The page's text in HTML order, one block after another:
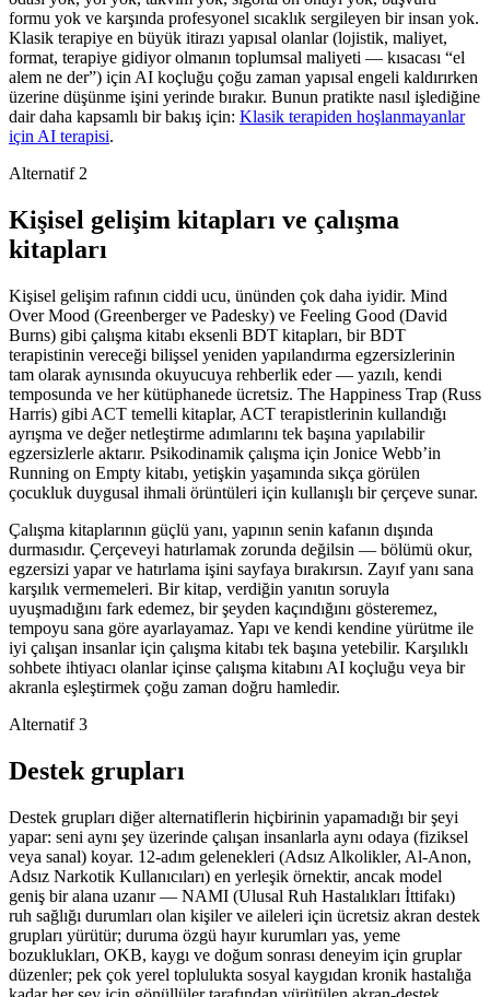
formu yok ve karşında profesyonel sıcaklık sergileyen bir insan yok.
Klasik terapiye en büyük itirazı yapısal olanlar (lojistik, maliyet,
format, terapiye gidiyor olmanın toplumsal maliyeti — kısacası “el
alem ne der”) için AI koçluğu çoğu zaman yapısal engeli kaldırırken
üzerine düşünme işini yerinde bırakır. Bunun pratikte nasıl işlediğine
dair daha kapsamlı bir bakış için: Klasik terapiden hoşlanmayanlar
için AI terapisi.
Alternatif 2
Kişisel gelişim kitapları ve çalışma
kitapları
Kişisel gelişim rafının ciddi ucu, ününden çok daha iyidir. Mind
Over Mood (Greenberger ve Padesky) ve Feeling Good (David
Burns) gibi çalışma kitabı eksenli BDT kitapları, bir BDT
terapistinin vereceği bilişsel yeniden yapılandırma egzersizlerinin
tam olarak aynısında okuyucuya rehberlik eder — yazılı, kendi
temposunda ve her kütüphanede ücretsiz. The Happiness Trap (Russ
Harris) gibi ACT temelli kitaplar, ACT terapistlerinin kullandığı
ayrışma ve değer netleştirme adımlarını tek başına yapılabilir
egzersizlerle aktarır. Psikodinamik çalışma için Jonice Webb’in
Running on Empty kitabı, yetişkin yaşamında sıkça görülen
çocukluk duygusal ihmali örüntüleri için kullanışlı bir çerçeve sunar.
Çalışma kitaplarının güçlü yanı, yapının senin kafanın dışında
durmasıdır. Çerçeveyi hatırlamak zorunda değilsin — bölümü okur,
egzersizi yapar ve hatırlama işini sayfaya bırakırsın. Zayıf yanı sana
karşılık vermemeleri. Bir kitap, verdiğin yanıtın soruyla
uyuşmadığını fark edemez, bir şeyden kaçındığını gösteremez,
tempoyu sana göre ayarlayamaz. Yapı ve kendi kendine yürütme ile
iyi çalışan insanlar için çalışma kitabı tek başına yetebilir. Karşılıklı
sohbete ihtiyacı olanlar içinse çalışma kitabını AI koçluğu veya bir
akranla eşleştirmek çoğu zaman doğru hamledir.
Alternatif 3
Destek grupları
Destek grupları diğer alternatiflerin hiçbirinin yapamadığı bir şeyi
yapar: seni aynı şey üzerinde çalışan insanlarla aynı odaya (fiziksel
veya sanal) koyar. 12-adım gelenekleri (Adsız Alkolikler, Al-Anon,
Adsız Narkotik Kullanıcıları) en yerleşik örnektir, ancak model
geniş bir alana uzanır — NAMI (Ulusal Ruh Hastalıkları İttifakı)
ruh sağlığı durumları olan kişiler ve aileleri için ücretsiz akran destek
grupları yürütür; duruma özgü hayır kurumları yas, yeme
bozuklukları, OKB, kaygı ve doğum sonrası deneyim için gruplar
düzenler; pek çok yerel toplulukta sosyal kaygıdan kronik hastalığa